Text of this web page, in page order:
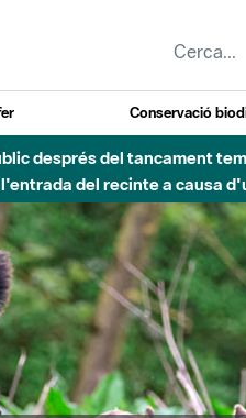
Conservació
després del tancament
del recinte a causa